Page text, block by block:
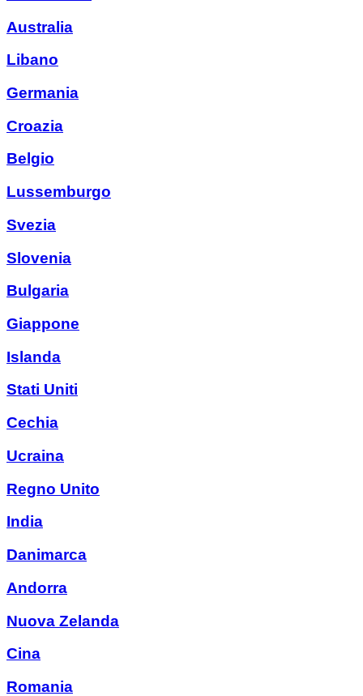
Australia
Libano
Germania
Croazia
Belgio
Lussemburgo
Svezia
Slovenia
Bulgaria
Giappone
Islanda
Stati Uniti
Cechia
Ucraina
Regno Unito
India
Danimarca
Andorra
Nuova Zelanda
Cina
Romania